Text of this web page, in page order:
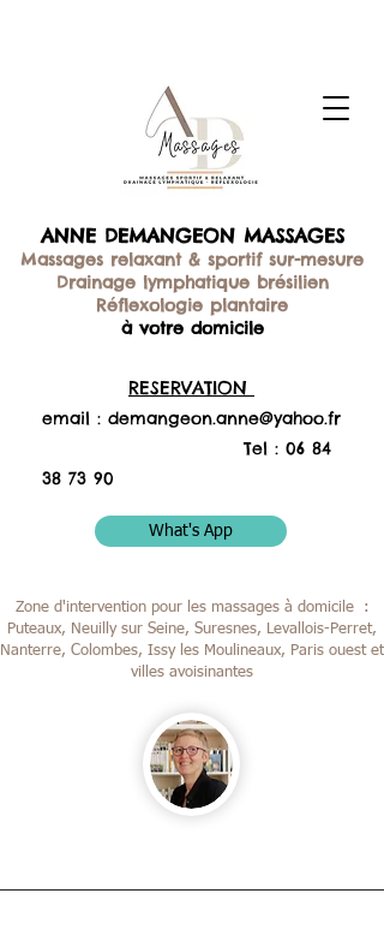
ANNE DEMANGEON MASSAGES
Massages relaxant & sportif sur-mesure
Drainage lymphatique brésilien
Réflexologie plantaire
à votre domicile
RESERVATION
email : demangeon.anne@yahoo.fr
Tel : 06 84
38 73 90
What's App
Zone d'intervention pour les massages à domicile :
Puteaux, Neuilly sur Seine, Suresnes, Levallois-Perret,
Nanterre, Colombes, Issy les Moulineaux, Paris ouest et
villes avoisinantes